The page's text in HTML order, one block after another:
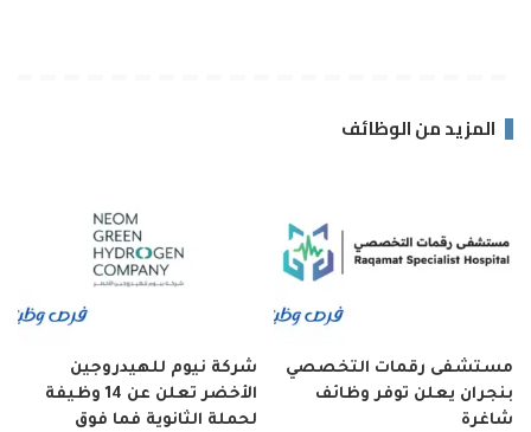
المزيد من الوظائف
مستشفى رقمات التخصصي
بنجران يعلن توفر وظائف
شاغرة
شركة نيوم للهيدروجين
الأخضر تعلن عن 14 وظيفة
لحملة الثانوية فما فوق